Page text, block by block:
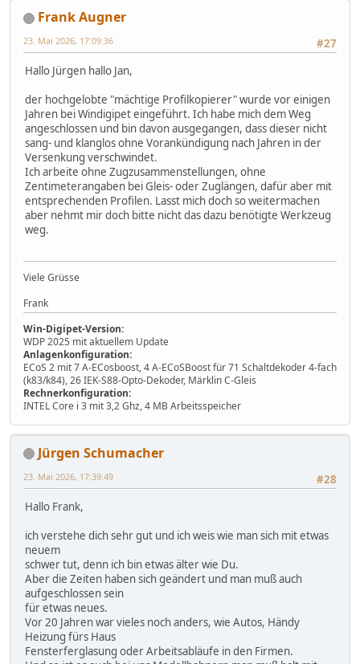
Frank Augner
#27
23. Mai 2026, 17:09:36
Hallo Jürgen hallo Jan,
der hochgelobte "mächtige Profilkopierer" wurde vor einigen
Jahren bei Windigipet eingeführt. Ich habe mich dem Weg
angeschlossen und bin davon ausgegangen, dass dieser nicht
sang- und klanglos ohne Vorankündigung nach Jahren in der
Versenkung verschwindet.
Ich arbeite ohne Zugzusammenstellungen, ohne
Zentimeterangaben bei Gleis- oder Zuglängen, dafür aber mit
entsprechenden Profilen. Lasst mich doch so weitermachen
aber nehmt mir doch bitte nicht das dazu benötigte Werkzeug
weg.
Viele Grüsse
Frank
Win-Digipet-Version:
WDP 2025 mit aktuellem Update
Anlagenkonfiguration:
ECoS 2 mit 7 A-ECosboost, 4 A-ECoSBoost für 71 Schaltdekoder 4-fach
(k83/k84), 26 IEK-S88-Opto-Dekoder, Märklin C-Gleis
Rechnerkonfiguration:
INTEL Core i 3 mit 3,2 Ghz, 4 MB Arbeitsspeicher
Jürgen Schumacher
#28
23. Mai 2026, 17:39:49
Hallo Frank,
ich verstehe dich sehr gut und ich weis wie man sich mit etwas
neuem
schwer tut, denn ich bin etwas älter wie Du.
Aber die Zeiten haben sich geändert und man muß auch
aufgeschlossen sein
für etwas neues.
Vor 20 Jahren war vieles noch anders, wie Autos, Händy
Heizung fürs Haus
Fensterferglasung oder Arbeitsabläufe in den Firmen.